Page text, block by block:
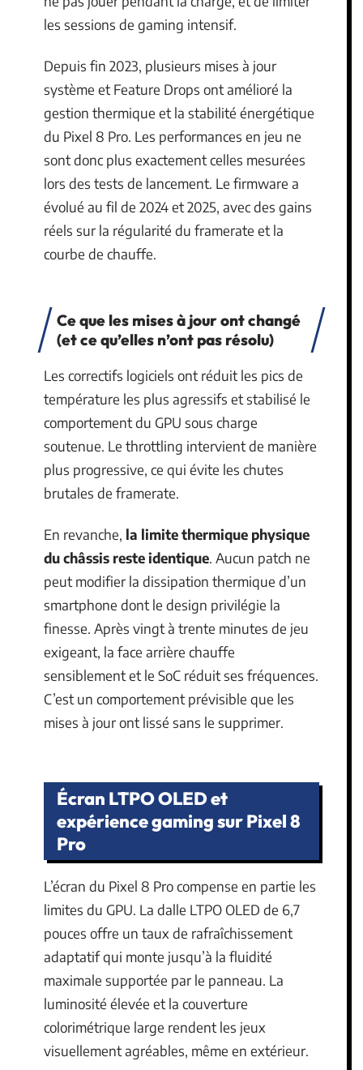
les sessions de gaming intensif.
Depuis fin 2023, plusieurs mises à jour
système et Feature Drops ont amélioré la
gestion thermique et la stabilité énergétique
du Pixel 8 Pro. Les performances en jeu ne
sont donc plus exactement celles mesurées
lors des tests de lancement. Le firmware a
évolué au fil de 2024 et 2025, avec des gains
réels sur la régularité du framerate et la
courbe de chauffe.
Ce que les mises à jour ont changé
(et ce qu’elles n’ont pas résolu)
Les correctifs logiciels ont réduit les pics de
température les plus agressifs et stabilisé le
comportement du GPU sous charge
soutenue. Le throttling intervient de manière
plus progressive, ce qui évite les chutes
brutales de framerate.
En revanche, la limite thermique physique
du châssis reste identique. Aucun patch ne
peut modifier la dissipation thermique d’un
smartphone dont le design privilégie la
finesse. Après vingt à trente minutes de jeu
exigeant, la face arrière chauffe
sensiblement et le SoC réduit ses fréquences.
C’est un comportement prévisible que les
mises à jour ont lissé sans le supprimer.
Écran LTPO OLED et
expérience gaming sur Pixel 8
Pro
L’écran du Pixel 8 Pro compense en partie les
limites du GPU. La dalle LTPO OLED de 6,7
pouces offre un taux de rafraîchissement
adaptatif qui monte jusqu’à la fluidité
maximale supportée par le panneau. La
luminosité élevée et la couverture
colorimétrique large rendent les jeux
visuellement agréables, même en extérieur.